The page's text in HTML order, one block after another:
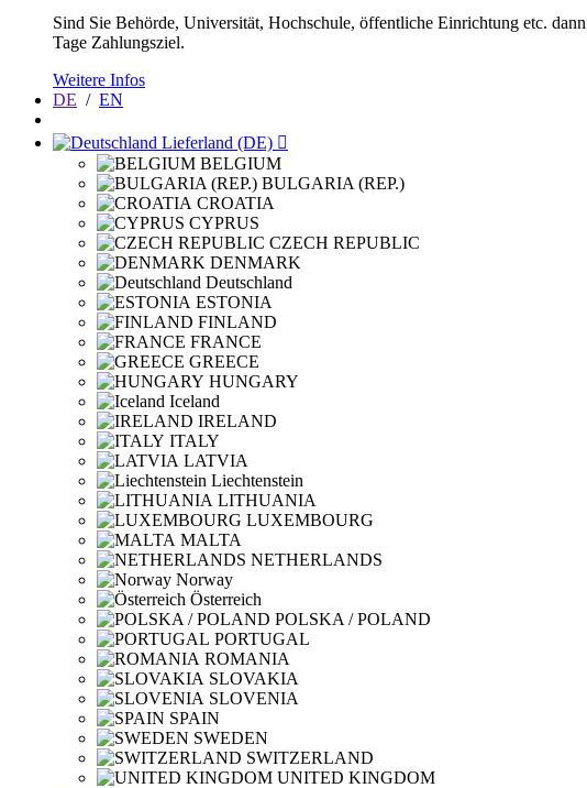
Sind Sie Behörde, Universität, Hochschule, öffentliche Einrichtung etc.
Tage Zahlungsziel.
Weitere Infos
DE / EN
Lieferland (DE) 
BELGIUM
BULGARIA (REP.)
CROATIA
CYPRUS
CZECH REPUBLIC
DENMARK
Deutschland
ESTONIA
FINLAND
FRANCE
GREECE
HUNGARY
Iceland
IRELAND
ITALY
LATVIA
Liechtenstein
LITHUANIA
LUXEMBOURG
MALTA
NETHERLANDS
Norway
Österreich
POLSKA / POLAND
PORTUGAL
ROMANIA
SLOVAKIA
SLOVENIA
SPAIN
SWEDEN
SWITZERLAND
UNITED KINGDOM